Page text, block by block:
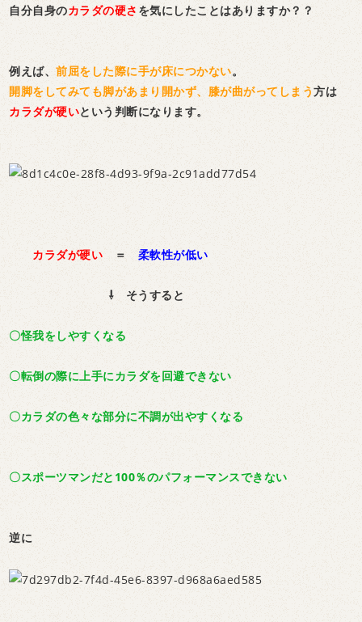
自分自身のカラダの硬さ を気にしたことはありますか？？
例えば、前屈をした際に手が床につかない。
開脚をしてみても脚があまり開かず、膝が曲がってしまう方は
カラダが硬いという判断になります。
カラダが硬い ＝ 柔軟性が低い
⇩ そうすると
〇怪我をしやすくなる
〇転倒の際に上手にカラダを回避できない
〇カラダの色々な部分に不調が出やすくなる
〇スポーツマンだと100％のパフォーマンスできない
逆に